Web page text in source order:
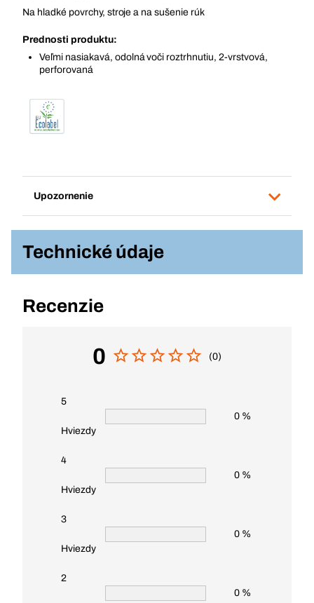
Na hladké povrchy, stroje a na sušenie rúk
Prednosti produktu:
Veľmi nasiakavá, odolná voči roztrhnutiu, 2-vrstvová,
perforovaná
Upozornenie
Technické údaje
Recenzie
0 (0)
5
Hviezdy
0 %
4
Hviezdy
0 %
3
Hviezdy
0 %
2
0 %